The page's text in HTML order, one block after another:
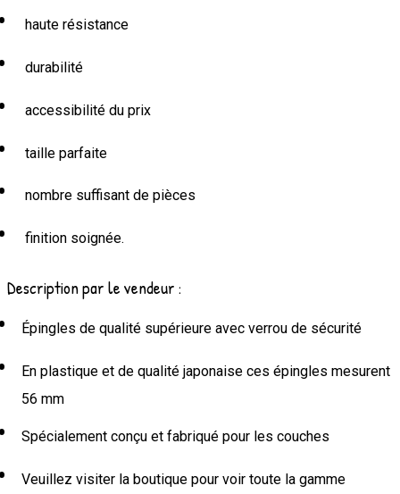
haute résistance
durabilité
accessibilité du prix
taille parfaite
nombre suffisant de pièces
finition soignée.
Description par le vendeur :
Épingles de qualité supérieure avec verrou de sécurité
En plastique et de qualité japonaise ces épingles mesurent
56 mm
Spécialement conçu et fabriqué pour les couches
Veuillez visiter la boutique pour voir toute la gamme